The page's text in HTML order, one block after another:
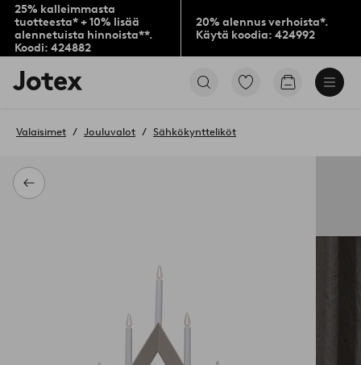
25% kalleimmasta
tuotteesta* + 10% lisää
alennetuista hinnoista**.
Koodi: 424882
20% alennus verhoista*.
Käytä koodia: 424992
Jotex-
logo
aloitussivulle
Siirry
Siirry
Takaisin
Valaisimet Jouluvalot Sähkökyntteliköt